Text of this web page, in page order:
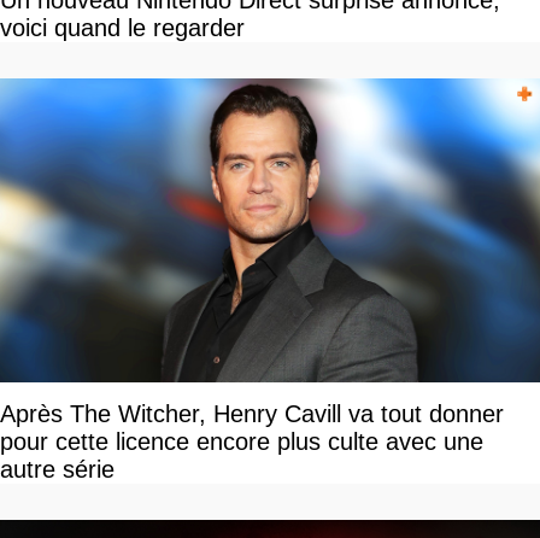
voici quand le regarder
Après The Witcher, Henry Cavill va tout donner
pour cette licence encore plus culte avec une
autre série